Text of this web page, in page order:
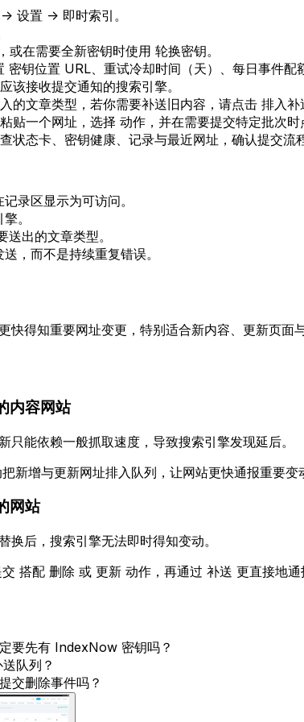
设置 -> 即时索引 。
，或在需要全新密钥时使用 轮换密钥。
密钥位置 URL、 重试冷却时间（天） 、 每日事件配
该接收提交通知的搜索引擎。
的文章类型，若你需要补送旧内容，请点击 排入补
贴一个网址，选择 动作 ，并在需要提交特定批次时
状态卡、密钥健康、记录与最近网址，确认提交流
录区显示为可访问。
。
送出的文章类型。
，而不是持续重复错误。
快得知重要网址变更，特别适合新内容、更新页
内容网站
只能依赖一般抓取速度，导致搜索引擎发现延后。
新增与更新网址排入队列，让网站更快通报重要变
网站
换后，搜索引擎无法即时得知变动。
搭配 删除 或 更新 动作，再通过 补送 更直接地通
要先有 IndexNow 密钥吗？
队列 ？
交删除事件吗？